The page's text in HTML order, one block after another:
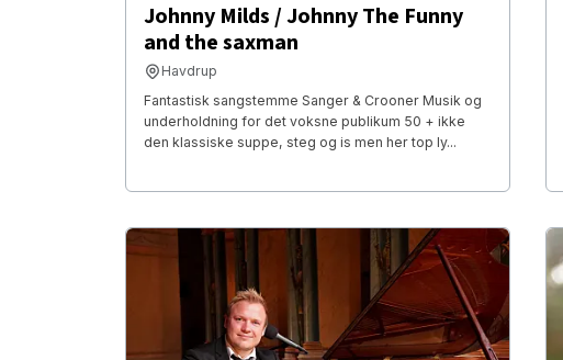
Johnny Milds / Johnny The Funny
and the saxman
Havdrup
Fantastisk sangstemme Sanger & Crooner Musik og
underholdning for det voksne publikum 50 + ikke
den klassiske suppe, steg og is men her top ly...